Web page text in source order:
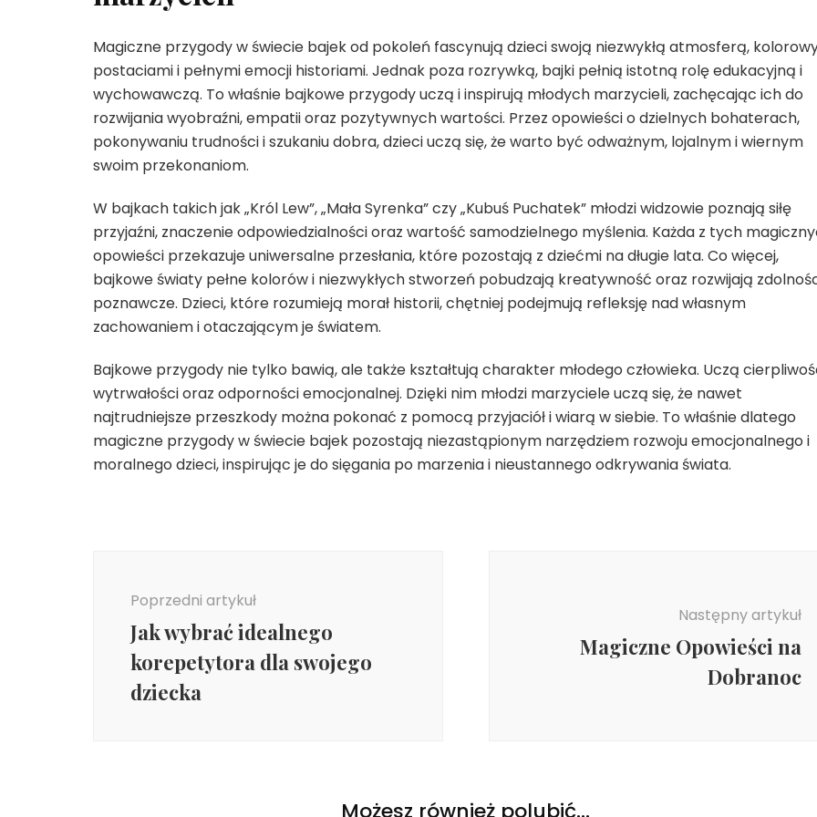
Magiczne przygody w świecie bajek od pokoleń fascynują dzieci swoją niezwykłą atmosferą,
postaciami i pełnymi emocji historiami. Jednak poza rozrywką, bajki pełnią istotną rolę edukacyjną i
wychowawczą. To właśnie bajkowe przygody uczą i inspirują młodych marzycieli, zachęcając ich do
rozwijania wyobraźni, empatii oraz pozytywnych wartości. Przez opowieści o dzielnych bohaterach,
pokonywaniu trudności i szukaniu dobra, dzieci uczą się, że warto być odważnym, lojalnym i wiernym
swoim przekonaniom.
W bajkach takich jak „Król Lew”, „Mała Syrenka” czy „Kubuś Puchatek” młodzi widzowie poznają siłę
przyjaźni, znaczenie odpowiedzialności oraz wartość samodzielnego myślenia. Każda z tych
opowieści przekazuje uniwersalne przesłania, które pozostają z dziećmi na długie lata. Co więcej,
bajkowe światy pełne kolorów i niezwykłych stworzeń pobudzają kreatywność oraz rozwijają
poznawcze. Dzieci, które rozumieją morał historii, chętniej podejmują refleksję nad własnym
zachowaniem i otaczającym je światem.
Bajkowe przygody nie tylko bawią, ale także kształtują charakter młodego człowieka. Uczą
wytrwałości oraz odporności emocjonalnej. Dzięki nim młodzi marzyciele uczą się, że nawet
najtrudniejsze przeszkody można pokonać z pomocą przyjaciół i wiarą w siebie. To właśnie dlatego
magiczne przygody w świecie bajek pozostają niezastąpionym narzędziem rozwoju emocjonalnego i
moralnego dzieci, inspirując je do sięgania po marzenia i nieustannego odkrywania świata.
Poprzedni artykuł
Jak wybrać idealnego
korepetytora dla swojego
dziecka
Następny artykuł
Magiczne Opowieści na
Dobranoc
Możesz również polubić…